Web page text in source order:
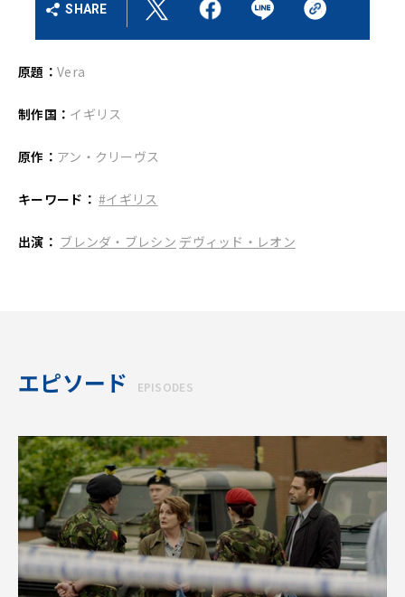
SHARE
原題： Vera
制作国： イギリス
原作： アン・クリーヴス
キーワード： #イギリス
出演： ブレンダ・ブレシン デヴィッド・レオン
エピソード EPISODES